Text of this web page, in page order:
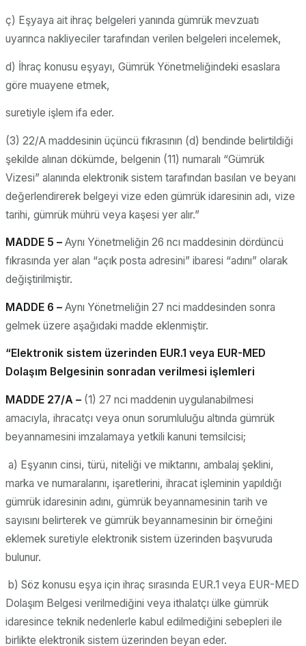
ç) Eşyaya ait ihraç belgeleri yanında gümrük mevzuatı
uyarınca nakliyeciler tarafından verilen belgeleri incelemek,
d) İhraç konusu eşyayı, Gümrük Yönetmeliğindeki esaslara
göre muayene etmek,
suretiyle işlem ifa eder.
(3) 22/A maddesinin üçüncü fıkrasının (d) bendinde belirtildiği
şekilde alınan dökümde, belgenin (11) numaralı “Gümrük
Vizesi” alanında elektronik sistem tarafından basılan ve beyanı
değerlendirerek belgeyi vize eden gümrük idaresinin adı, vize
tarihi, gümrük mührü veya kaşesi yer alır.”
MADDE 5 – Aynı Yönetmeliğin 26 ncı maddesinin dördüncü
fıkrasında yer alan “açık posta adresini” ibaresi “adını” olarak
değiştirilmiştir.
MADDE 6 – Aynı Yönetmeliğin 27 nci maddesinden sonra
gelmek üzere aşağıdaki madde eklenmiştir.
“Elektronik sistem üzerinden EUR.1 veya EUR-MED
Dolaşım Belgesinin sonradan verilmesi işlemleri
MADDE 27/A – (1) 27 nci maddenin uygulanabilmesi
amacıyla, ihracatçı veya onun sorumluluğu altında gümrük
beyannamesini imzalamaya yetkili kanuni temsilcisi;
a) Eşyanın cinsi, türü, niteliği ve miktarını, ambalaj şeklini,
marka ve numaralarını, işaretlerini, ihracat işleminin yapıldığı
gümrük idaresinin adını, gümrük beyannamesinin tarih ve
sayısını belirterek ve gümrük beyannamesinin bir örneğini
eklemek suretiyle elektronik sistem üzerinden başvuruda
bulunur.
b) Söz konusu eşya için ihraç sırasında EUR.1 veya EUR-MED
Dolaşım Belgesi verilmediğini veya ithalatçı ülke gümrük
idaresince teknik nedenlerle kabul edilmediğini sebepleri ile
birlikte elektronik sistem üzerinden beyan eder.